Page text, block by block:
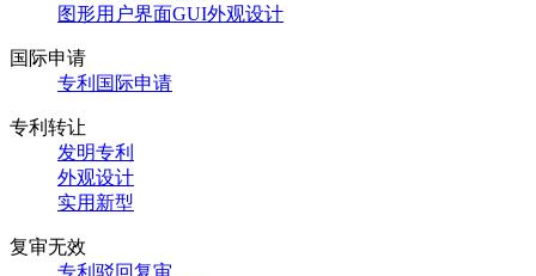
图形用户界面GUI外观设计
国际申请
专利国际申请
专利转让
发明专利
外观设计
实用新型
复审无效
专利驳回复审